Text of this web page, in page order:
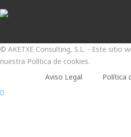
© AKETXE Consulting, S.L. - Este sitio
nuestra Política de cookies.
Aviso Legal
Política